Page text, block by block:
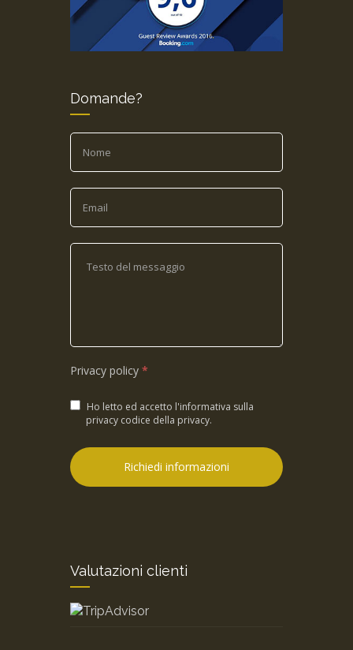
Domande?
Privacy policy *
Ho letto ed accetto l'informativa sulla
privacy codice della privacy.
Valutazioni clienti